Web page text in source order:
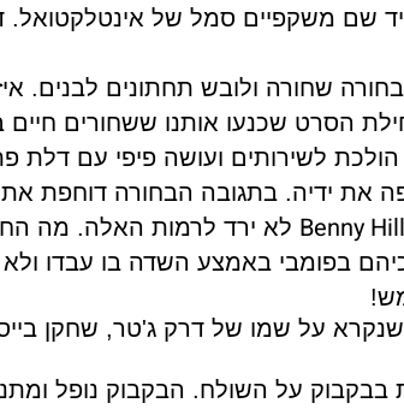
שם משקפיים סמל של אינטלקטואל.
שחורה ולובש תחתונים לבנים.
הסרט שכנעו אותנו ששחורים חיים
לשירותים ועושה פיפי עם דלת
את ידיה. בתגובה הבחורה דוחפת את
Benny Hill לא ירד לרמות האלה. מה
בפומבי באמצע השדה בו עבדו
על שמו של דרק ג'טר, שחקן
בבקבוק על השולח. הבקבוק נופל